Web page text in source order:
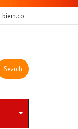
biem.co